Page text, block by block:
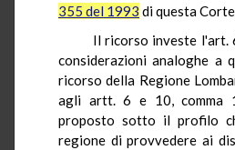
355 del 1993 di questa
Il ricorso investe l'art.
considerazioni analoghe a
ricorso della Regione
agli artt. 6 e 10, comma
proposto sotto il profilo
regione di provvedere ai